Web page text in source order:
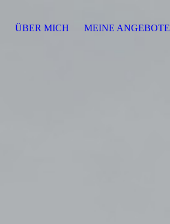
ÜBER MICH MEINE ANGEBOTE